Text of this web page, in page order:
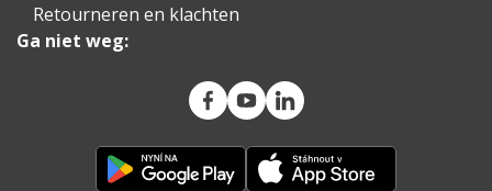
Retourneren en klachten
Ga niet weg: